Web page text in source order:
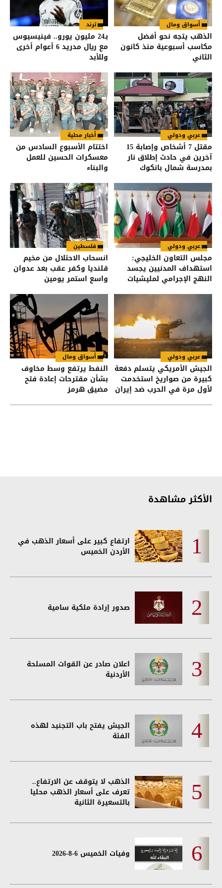
أسواق ومال
الذهب يتجه نحو أفضل
مكاسب أسبوعية منذ كانون
الثاني
ترند
بـ24 مليون يورو.. فينيسيوس
مع ريال مدريد 6 أعوام أخرى
وللأبد
عربي ودولي
مقتل 7 أشخاص وإصابة 15
آخرين في حادث إطلاق نار
بمدرسة شمال بانكوك
أخبار محلية
اختتام الأسبوع السادس من
معسكرات الحسين للعمل
والبناء
عربي ودولي
مجلس التعاون الخليجي:
استهداف المدنيين يجسد
النهج الإجرامي لمليشيات
فلسطين
انسحاب الاحتلال من مخيم
قلنديا وكفر عقب بعد عدوان
واسع استمر يومين
عربي ودولي
الجيش الأمريكي يتسلم دفعة
كبيرة من صواريخ استخدمت
لأول مرة في الحرب ضد إيران
أسواق ومال
النفط يرتفع وسط مخاوف
بشأن مقترحات إعادة فتح
مضيق هرمز
الأكثر مشاهدة
ارتفاع كبير على أسعار الذهب في
الأردن الخميس
صدور إرادة ملكية سامية
اعلان صادر عن القوات المسلحة
الأردنية
الجيش يفتح باب التجنيد لهذه
الفئة
الذهب لا يتوقف عن الارتفاع..
تعرف على أسعار الذهب محليا
بالتسعيرة الثانية
وفيات الخميس 6-8-2026